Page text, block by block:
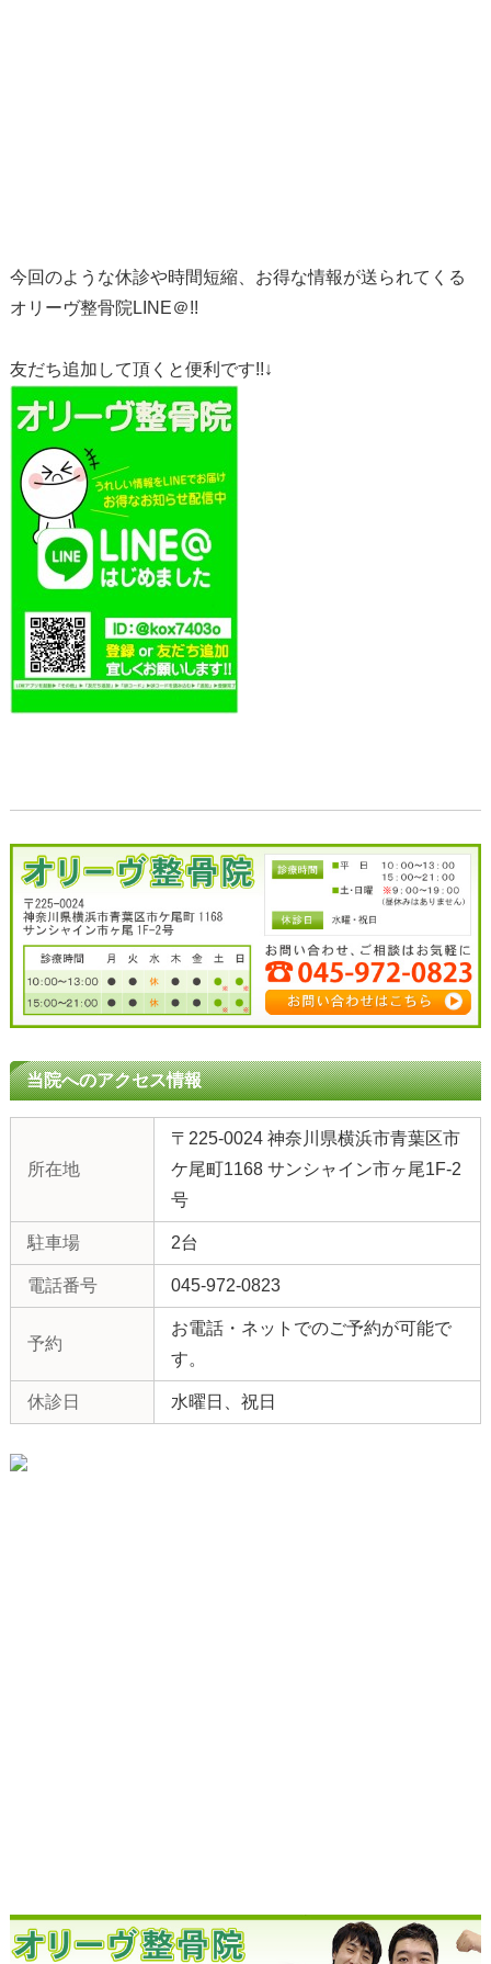
今回のような休診や時間短縮、お得な情報が送られてくる
オリーヴ整骨院LINE＠!!
友だち追加して頂くと便利です!!↓
当院へのアクセス情報
所在地
〒225-0024 神奈川県横浜市青葉区市
ケ尾町1168 サンシャイン市ヶ尾1F-2
号
駐車場 2台
電話番号 045-972-0823
予約
お電話・ネットでのご予約が可能で
す。
休診日 水曜日、祝日